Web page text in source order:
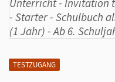
TESTZUGANG